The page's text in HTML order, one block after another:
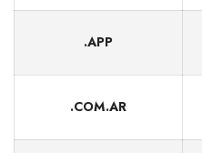
.APP
.COM.AR